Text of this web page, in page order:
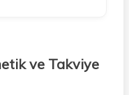
ve Takviye